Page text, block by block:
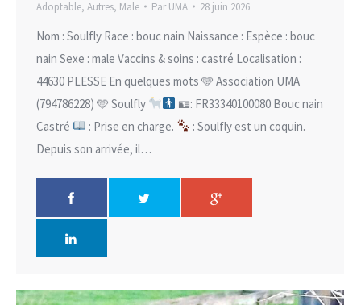
Adoptable, Autres, Male Par UMA 28 juin 2026
Nom : Soulfly Race : bouc nain Naissance : Espèce : bouc
nain Sexe : male Vaccins & soins : castré Localisation :
44630 PLESSE En quelques mots 🩵 Association UMA
(794786228) 🩵 Soulfly
🪪: FR33340100080 Bouc nain
Castré
: Prise en charge.
: Soulfly est un coquin.
Depuis son arrivée, il…